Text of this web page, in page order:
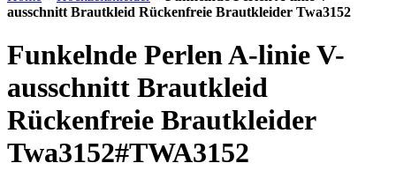
ausschnitt Brautkleid Rückenfreie Brautkleider Twa3152
Funkelnde Perlen A-linie V-
ausschnitt Brautkleid
Rückenfreie Brautkleider
Twa3152#TWA3152